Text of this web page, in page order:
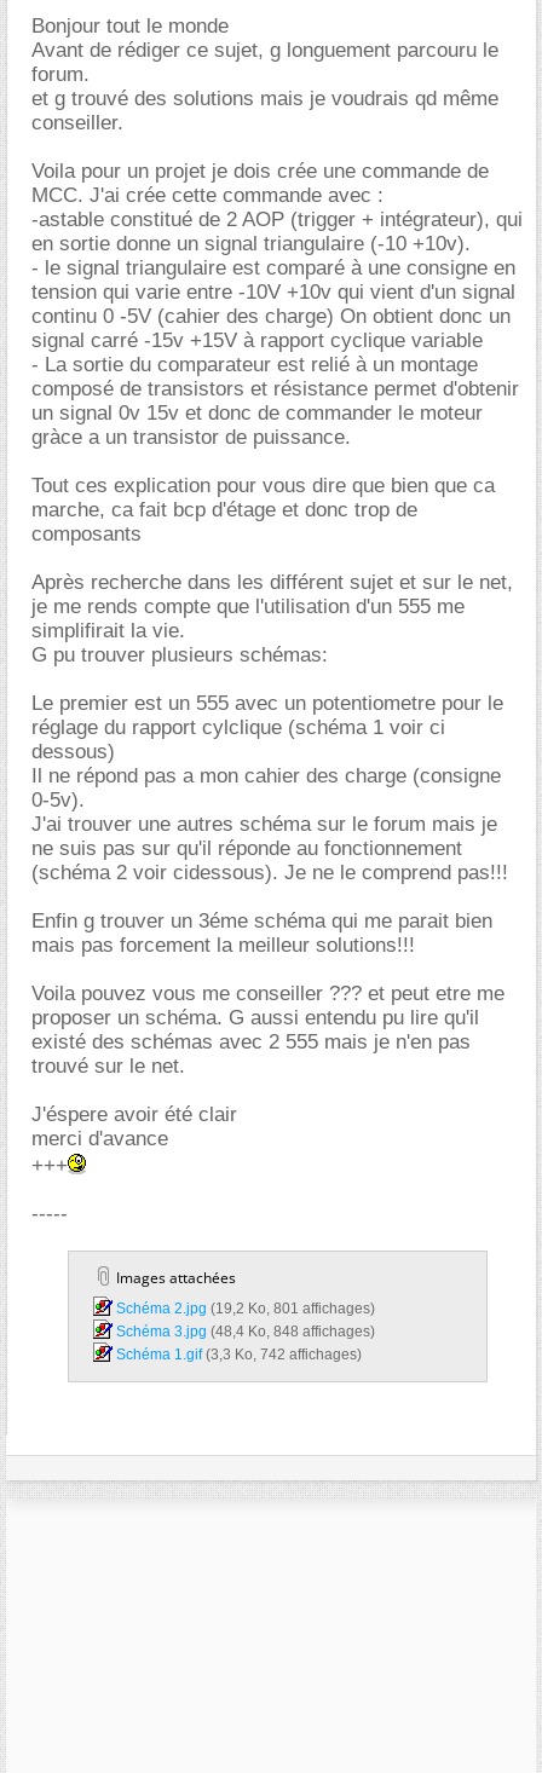
Bonjour tout le monde
Avant de rédiger ce sujet, g longuement parcouru le
forum.
et g trouvé des solutions mais je voudrais qd même
conseiller.
Voila pour un projet je dois crée une commande de
MCC. J'ai crée cette commande avec :
-astable constitué de 2 AOP (trigger + intégrateur), qui
en sortie donne un signal triangulaire (-10 +10v).
- le signal triangulaire est comparé à une consigne en
tension qui varie entre -10V +10v qui vient d'un signal
continu 0 -5V (cahier des charge) On obtient donc un
signal carré -15v +15V à rapport cyclique variable
- La sortie du comparateur est relié à un montage
composé de transistors et résistance permet d'obtenir
un signal 0v 15v et donc de commander le moteur
gràce a un transistor de puissance.
Tout ces explication pour vous dire que bien que ca
marche, ca fait bcp d'étage et donc trop de
composants
Après recherche dans les différent sujet et sur le net,
je me rends compte que l'utilisation d'un 555 me
simplifirait la vie.
G pu trouver plusieurs schémas:
Le premier est un 555 avec un potentiometre pour le
réglage du rapport cylclique (schéma 1 voir ci
dessous)
Il ne répond pas a mon cahier des charge (consigne
0-5v).
J'ai trouver une autres schéma sur le forum mais je
ne suis pas sur qu'il réponde au fonctionnement
(schéma 2 voir cidessous). Je ne le comprend pas!!!
Enfin g trouver un 3éme schéma qui me parait bien
mais pas forcement la meilleur solutions!!!
Voila pouvez vous me conseiller ??? et peut etre me
proposer un schéma. G aussi entendu pu lire qu'il
existé des schémas avec 2 555 mais je n'en pas
trouvé sur le net.
J'éspere avoir été clair
merci d'avance
+++
-----
Images attachées
Schéma 2.jpg‎ (19,2 Ko, 801 affichages)
Schéma 3.jpg‎ (48,4 Ko, 848 affichages)
Schéma 1.gif‎ (3,3 Ko, 742 affichages)